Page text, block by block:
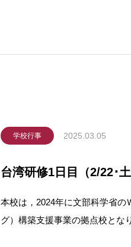
学校行事 2025.03.05
台湾研修1日目（2/22･
本校は，2024年に文部科学省の
グ）構築支援事業の拠点校とな